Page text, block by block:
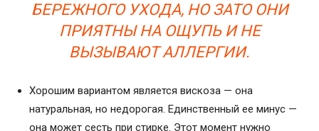
БЕРЕЖНОГО УХОДА, НО ЗАТО ОНИ
ПРИЯТНЫ НА ОЩУПЬ И НЕ
ВЫЗЫВАЮТ АЛЛЕРГИИ.
Хорошим вариантом является вискоза — она
натуральная, но недорогая. Единственный ее минус —
она может сесть при стирке. Этот момент нужно